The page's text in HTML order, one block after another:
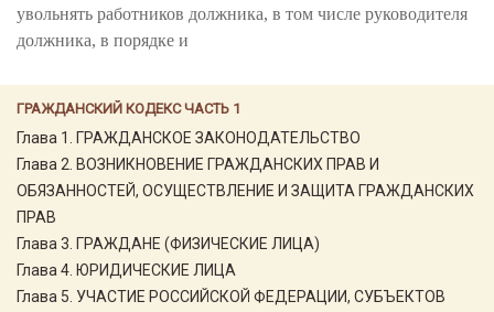
ГРАЖДАНСКИЙ КОДЕКС ЧАСТЬ 1
Глава 1. ГРАЖДАНСКОЕ ЗАКОНОДАТЕЛЬСТВО
Глава 2. ВОЗНИКНОВЕНИЕ ГРАЖДАНСКИХ ПРАВ И
ОБЯЗАННОСТЕЙ, ОСУЩЕСТВЛЕНИЕ И ЗАЩИТА ГРАЖДАНСКИХ
ПРАВ
Глава 3. ГРАЖДАНЕ (ФИЗИЧЕСКИЕ ЛИЦА)
Глава 4. ЮРИДИЧЕСКИЕ ЛИЦА
Глава 5. УЧАСТИЕ РОССИЙСКОЙ ФЕДЕРАЦИИ, СУБЪЕКТОВ
увольнять работников должника, в том числе руководителя
должника, в порядке и